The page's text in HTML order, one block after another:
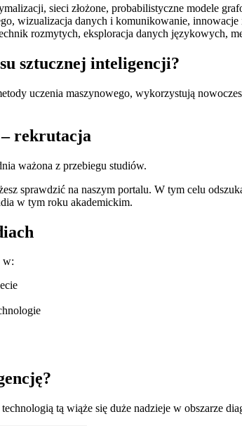
sieci złożone, probabilistyczne modele
wizualizacja danych i komunikowanie,
rozmytych, eksploracja danych językowych,
sztucznej inteligencji?
uczenia maszynowego, wykorzystują
– rekrutacja
ważona z przebiegu studiów.
sprawdzić na naszym portalu. W tym celu
w tym roku akademickim.
w:
tą wiąże się duże nadzieje w obszarze